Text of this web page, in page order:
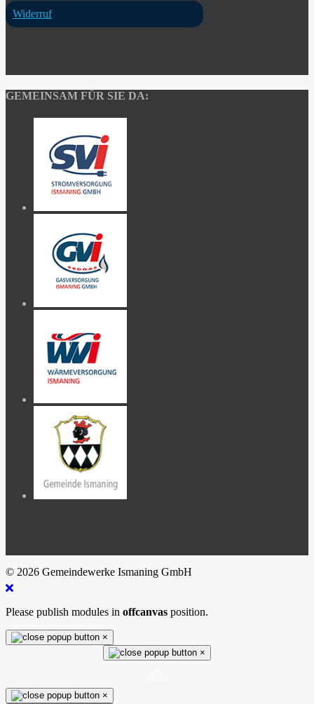
Widerruf
GEMEINSAM FÜR SIE DA:
© 2026 Gemeindewerke Ismaning GmbH
Please publish modules in offcanvas position.
×
×
×